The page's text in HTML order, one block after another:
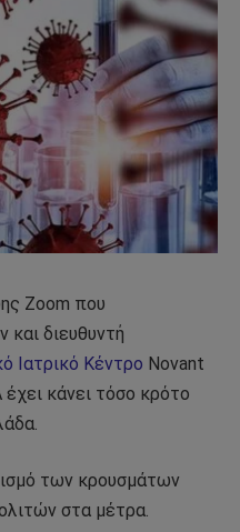
Zoom που
διευθυντή
Ιατρικό Κέντρο Novant
κάνει τόσο κρότο
των κρουσμάτων
στα μέτρα.